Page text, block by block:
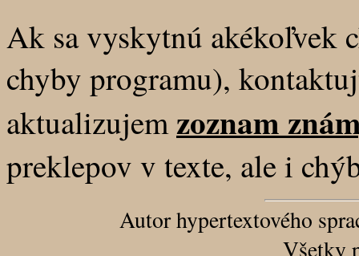
Ak sa vyskytnú akékoľvek
chyby programu),
aktualizujemzoznam
preklepov v texte, ale i
Autor hypertextového
Všetky